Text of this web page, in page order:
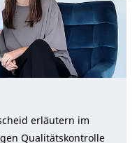
erläutern im
Qualitätskontrolle